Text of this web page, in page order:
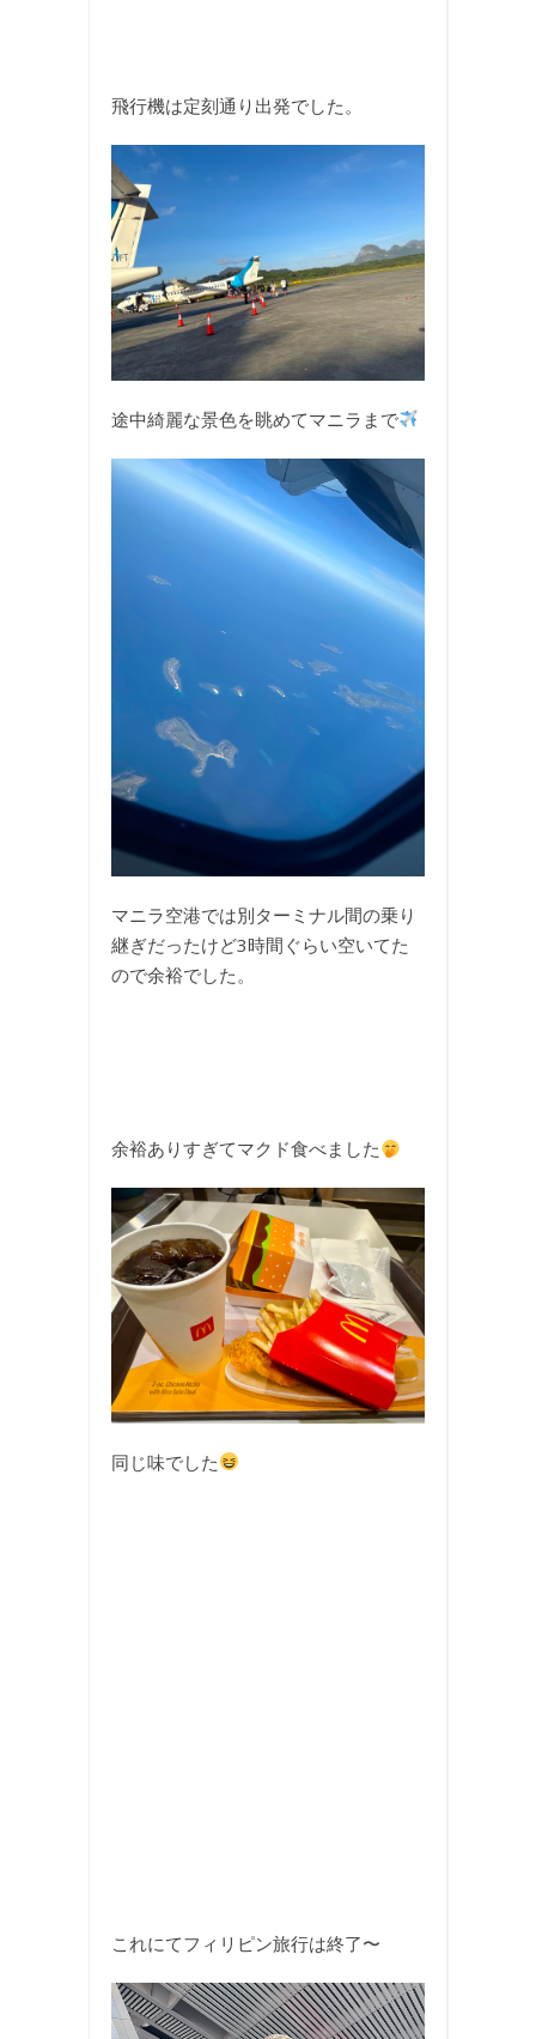
飛行機は定刻通り出発でした。
途中綺麗な景色を眺めてマニラまで
マニラ空港では別ターミナル間の乗り
継ぎだったけど3時間ぐらい空いてた
ので余裕でした。
余裕ありすぎてマクド食べました
同じ味でした
これにてフィリピン旅行は終了〜